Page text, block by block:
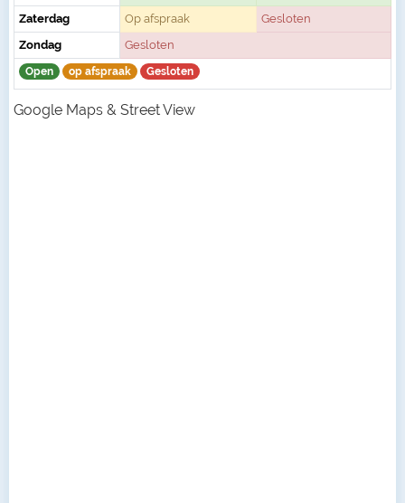
Zaterdag
Op afspraak
Gesloten
Zondag
Gesloten
Open op afspraak Gesloten
Google Maps & Street View